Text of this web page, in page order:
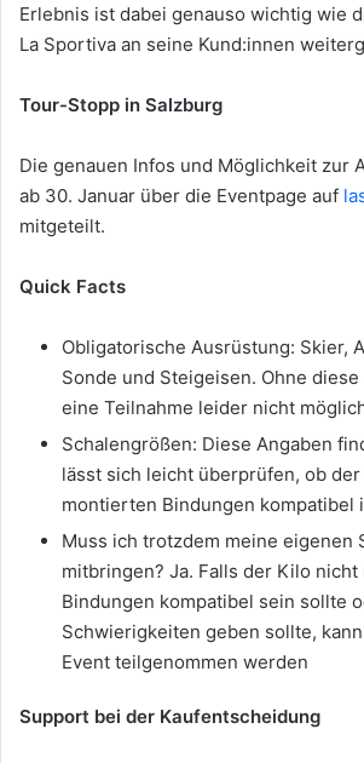
Erlebnis ist dabei genauso wichtig wie
La Sportiva an seine Kund:innen
Tour-Stopp in Salzburg
Die genauen Infos und Möglichkeit zur
ab 30. Januar über die Eventpage auf
mitgeteilt.
Quick Facts
Obligatorische Ausrüstung: Skier,
Sonde und Steigeisen. Ohne
eine Teilnahme leider nicht
Schalengrößen: Diese Angaben
lässt sich leicht überprüfen, ob
montierten Bindungen kompatibel
Muss ich trotzdem meine eigenen
mitbringen? Ja. Falls der Kilo nicht
Bindungen kompatibel sein sollte
Schwierigkeiten geben sollte,
Event teilgenommen werden
Support bei der Kaufentscheidung